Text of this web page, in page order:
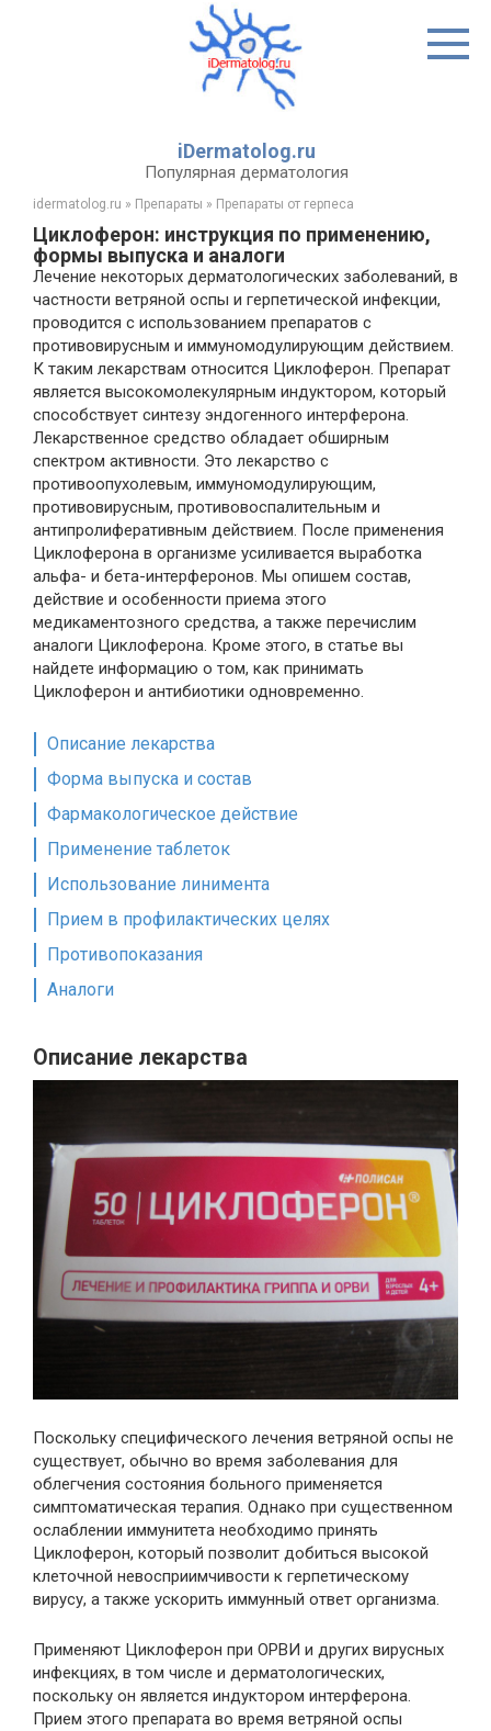
iDermatolog.ru
Популярная дерматология
idermatolog.ru » Препараты » Препараты от герпеса
Циклоферон: инструкция по применению,
формы выпуска и аналоги
Лечение некоторых дерматологических заболеваний, в
частности ветряной оспы и герпетической инфекции,
проводится с использованием препаратов с
противовирусным и иммуномодулирующим действием.
К таким лекарствам относится Циклоферон. Препарат
является высокомолекулярным индуктором, который
способствует синтезу эндогенного интерферона.
Лекарственное средство обладает обширным
спектром активности. Это лекарство с
противоопухолевым, иммуномодулирующим,
противовирусным, противовоспалительным и
антипролиферативным действием. После применения
Циклоферона в организме усиливается выработка
альфа- и бета-интерферонов. Мы опишем состав,
действие и особенности приема этого
медикаментозного средства, а также перечислим
аналоги Циклоферона. Кроме этого, в статье вы
найдете информацию о том, как принимать
Циклоферон и антибиотики одновременно.
Описание лекарства
Форма выпуска и состав
Фармакологическое действие
Применение таблеток
Использование линимента
Прием в профилактических целях
Противопоказания
Аналоги
Описание лекарства
Поскольку специфического лечения ветряной оспы не
существует, обычно во время заболевания для
облегчения состояния больного применяется
симптоматическая терапия. Однако при существенном
ослаблении иммунитета необходимо принять
Циклоферон, который позволит добиться высокой
клеточной невосприимчивости к герпетическому
вирусу, а также ускорить иммунный ответ организма.
Применяют Циклоферон при ОРВИ и других вирусных
инфекциях, в том числе и дерматологических,
поскольку он является индуктором интерферона.
Прием этого препарата во время ветряной оспы